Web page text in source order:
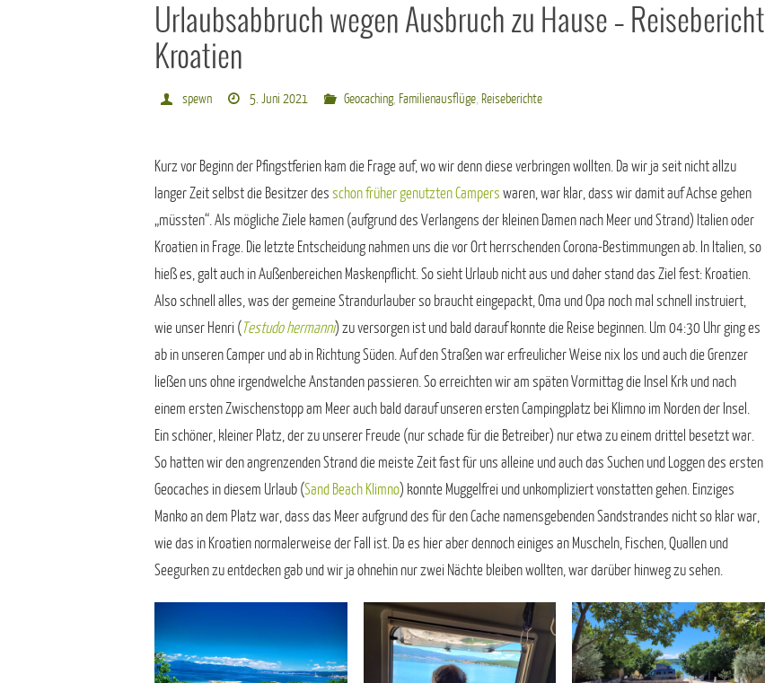
Urlaubsabbruch wegen Ausbruch zu Hause – Reisebericht
Kroatien
spewn 5. Juni 2021 Geocaching, Familienausflüge, Reiseberichte
Kurz vor Beginn der Pfingstferien kam die Frage auf, wo wir denn diese verbringen wollten. Da wir ja seit nicht allzu
langer Zeit selbst die Besitzer des schon früher genutzten Campers waren, war klar, dass wir damit auf Achse gehen
„müssten“. Als mögliche Ziele kamen (aufgrund des Verlangens der kleinen Damen nach Meer und Strand) Italien oder
Kroatien in Frage. Die letzte Entscheidung nahmen uns die vor Ort herrschenden Corona-Bestimmungen ab. In Italien, so
hieß es, galt auch in Außenbereichen Maskenpflicht. So sieht Urlaub nicht aus und daher stand das Ziel fest: Kroatien.
Also schnell alles, was der gemeine Strandurlauber so braucht eingepackt, Oma und Opa noch mal schnell instruiert,
wie unser Henri (Testudo hermanni) zu versorgen ist und bald darauf konnte die Reise beginnen. Um 04:30 Uhr ging es
ab in unseren Camper und ab in Richtung Süden. Auf den Straßen war erfreulicher Weise nix los und auch die Grenzer
ließen uns ohne irgendwelche Anstanden passieren. So erreichten wir am späten Vormittag die Insel Krk und nach
einem ersten Zwischenstopp am Meer auch bald darauf unseren ersten Campingplatz bei Klimno im Norden der Insel.
Ein schöner, kleiner Platz, der zu unserer Freude (nur schade für die Betreiber) nur etwa zu einem drittel besetzt war.
So hatten wir den angrenzenden Strand die meiste Zeit fast für uns alleine und auch das Suchen und Loggen des ersten
Geocaches in diesem Urlaub (Sand Beach Klimno) konnte Muggelfrei und unkompliziert vonstatten gehen. Einziges
Manko an dem Platz war, dass das Meer aufgrund des für den Cache namensgebenden Sandstrandes nicht so klar war,
wie das in Kroatien normalerweise der Fall ist. Da es hier aber dennoch einiges an Muscheln, Fischen, Quallen und
Seegurken zu entdecken gab und wir ja ohnehin nur zwei Nächte bleiben wollten, war darüber hinweg zu sehen.